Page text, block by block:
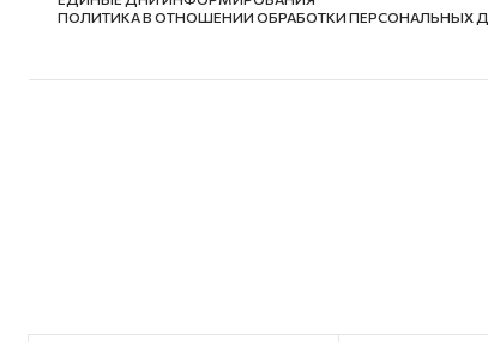
ПОЛИТИКА В ОТНОШЕНИИ ОБРАБОТКИ ПЕРСОНАЛЬНЫХ